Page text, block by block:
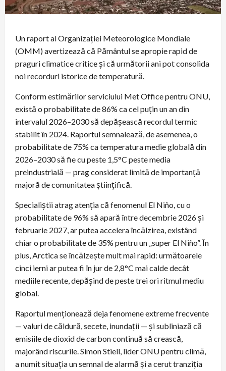
Un raport al Organizației Meteorologice Mondiale
(OMM) avertizează că Pământul se apropie rapid de
praguri climatice critice și că următorii ani pot consolida
noi recorduri istorice de temperatură.
Conform estimărilor serviciului Met Office pentru ONU,
există o probabilitate de 86% ca cel puțin un an din
intervalul 2026–2030 să depășească recordul termic
stabilit în 2024. Raportul semnalează, de asemenea, o
probabilitate de 75% ca temperatura medie globală din
2026–2030 să fie cu peste 1,5°C peste media
preindustrială — prag considerat limită de importanță
majoră de comunitatea științifică.
Specialiștii atrag atenția că fenomenul El Niño, cu o
probabilitate de 96% să apară între decembrie 2026 și
februarie 2027, ar putea accelera încălzirea, existând
chiar o probabilitate de 35% pentru un „super El Niño”. În
plus, Arctica se încălzește mult mai rapid: următoarele
cinci ierni ar putea fi în jur de 2,8°C mai calde decât
mediile recente, depășind de peste trei ori ritmul mediu
global.
Raportul menționează deja fenomene extreme frecvente
— valuri de căldură, secete, inundații — și subliniază că
emisiile de dioxid de carbon continuă să crească,
majorând riscurile. Simon Stiell, lider ONU pentru climă,
a numit situația un semnal de alarmă și a cerut tranziția